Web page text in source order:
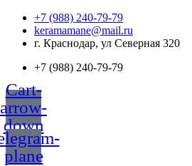
Перейти
содержимому
+7 (988) 240-79-79
keramamane@mail.ru
г. Краснодар, ул Северная 320
+7 (988) 240-79-79
Cart-
arrow-
down
plane